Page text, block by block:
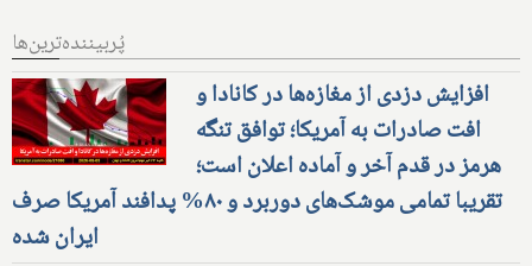
پُربیننده‌ترین‌ها
افزایش دزدی از مغازه‌ها در کانادا و
افت صادرات به آمریکا؛ توافق تنگه
هرمز در قدم آخر و آماده اعلان است؛
تقریبا تمامی موشک‌های دوربرد و ۸۰% پدافند آمریکا صرف
ایران شده